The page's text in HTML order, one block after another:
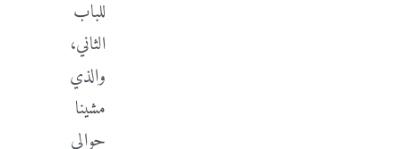
للباب
الثاني،
والذي
مشينا
حوالي